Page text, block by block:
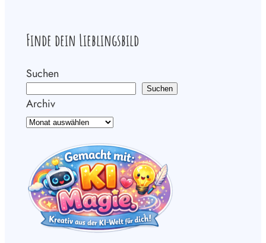
Finde dein Lieblingsbild
Suchen
Suchen
Archiv